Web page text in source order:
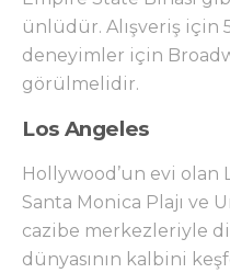
ünlüdür. Alışveriş için
deneyimler için
görülmelidir.
Los Angeles
Hollywood’un evi olan
Santa Monica Plajı ve
cazibe merkezleriyle
dünyasının kalbini